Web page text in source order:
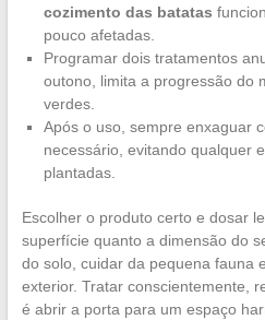
cozimento das batatas
pouco afetadas.
Programar dois tratamentos
outono, limita a progressão do
verdes.
Após o uso, sempre enxaguar
necessário, evitando qualquer
plantadas.
Escolher o produto certo e dosar
superfície quanto a dimensão do
do solo, cuidar da pequena fauna
exterior. Tratar conscientemente,
é abrir a porta para um espaço